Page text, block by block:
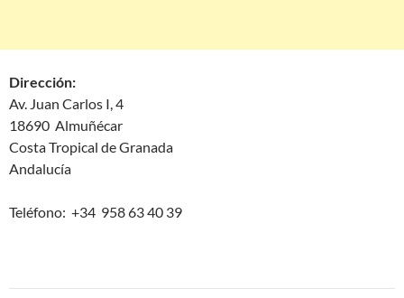
Dirección:
Av. Juan Carlos I, 4
18690 Almuñécar
Costa Tropical de Granada
Andalucía
Teléfono: +34 958 63 40 39